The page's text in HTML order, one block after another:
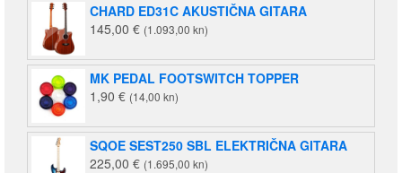
CHARD ED31C AKUSTIČNA GITARA
145,00 € (1.093,00 kn)
MK PEDAL FOOTSWITCH TOPPER
1,90 € (14,00 kn)
SQOE SEST250 SBL ELEKTRIČNA GITARA
225,00 € (1.695,00 kn)